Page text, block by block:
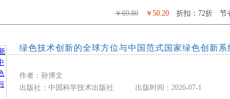
￥69.80 ￥50.20 折扣：72折 节
绿色技术创新的全球方位与中国范式国家绿色创新系
作者：孙博文
出版社：中国科学技术出版社 出版时间：2026-07-1